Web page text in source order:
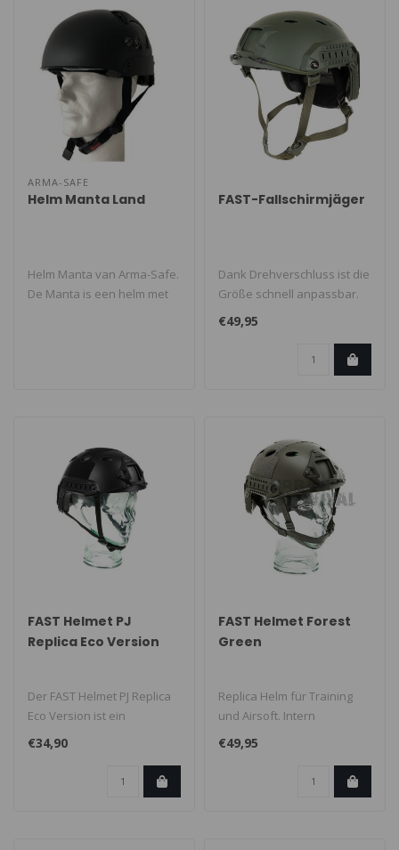
ARMA-SAFE
Helm Manta Land
Helm Manta van Arma-Safe.
De Manta is een helm met
FAST-Fallschirmjäger
Dank Drehverschluss ist die
Größe schnell anpassbar.
Klett-Innenpolster sowie ..
€49,95
FAST Helmet PJ
Replica Eco Version
Der FAST Helmet PJ Replica
Eco Version ist ein
taktischer Helm für Airsoft
und ..
€34,90
FAST Helmet Forest
Green
Replica Helm für Training
und Airsoft. Intern
verstellbar, Kinnriemen,
Schiene ..
€49,95